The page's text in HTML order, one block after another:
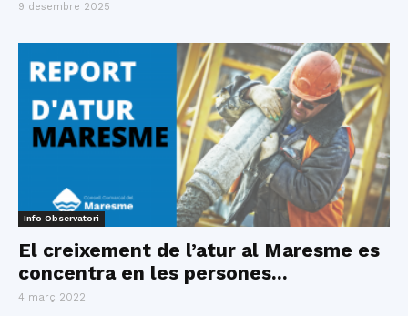
9 desembre 2025
Info Observatori
El creixement de l’atur al Maresme es
concentra en les persones...
4 març 2022